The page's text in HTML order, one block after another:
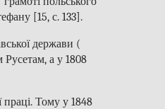
[15, с. 133].
держави (
Русетам, а у 1808
праці. Тому у 1848